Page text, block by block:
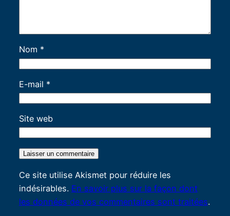
Nom *
E-mail *
Site web
Ce site utilise Akismet pour réduire les
indésirables. En savoir plus sur la façon dont
les données de vos commentaires sont traitées.